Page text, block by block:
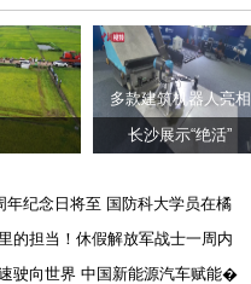
多款建筑机器人亮相
长沙展示“绝活”
年纪念日将至 国防科大学员在橘
的担当！休假解放军战士一周内
驶向世界 中国新能源汽车赋能�